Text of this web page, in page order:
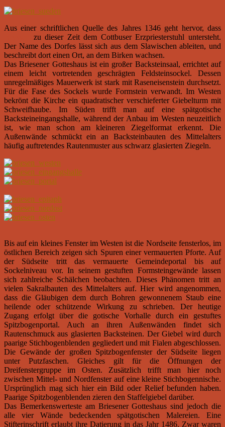
Aus einer schriftlichen Quelle des Jahres 1346 geht hervor, dass
zu dieser Zeit dem Cottbuser Erzpriesterstuhl untersteht.
Der Name des Dorfes lässt sich aus dem Slawischen ableiten, und
beschreibt dort einen Ort, an dem Birken wachsen.
Das Briesener Gotteshaus ist ein großer Backsteinsaal, errichtet auf
einem leicht vortretenden geschrägten Feldsteinsockel. Dessen
unregelmäßiges Mauerwerk ist stark mit Raseneisenstein durchsetzt.
Für die Fase des Sockels wurde Formstein verwandt. Im Westen
bekrönt die Kirche ein quadratischer verschieferter Giebelturm mit
Schweifhaube. Im Süden trifft man auf eine spätgotische
Backsteineingangshalle, während der Anbau im Westen neuzeitlich
ist, wie man schon am kleineren Ziegelformat erkennt. Die
Außenwände schmückt ein an Backsteinbauten des Mittelalters
häufig auftretendes Rautenmuster aus schwarz glasierten Ziegeln.
Bis auf ein kleines Fenster im Westen ist die Nordseite fensterlos, im
östlichen Bereich zeigen sich Spuren einer vermauerten Pforte. Auf
der Südseite tritt das vermauerte Gemeindeportal bis auf
Sockelniveau vor. In seinem gestuften Formsteingewände lassen
sich zahlreiche Schälchen beobachten. Dieses Phänomen tritt an
vielen Sakralbauten des Mittelalters auf. Hier wird angenommen,
dass die Gläubigen dem durch Bohren gewonnenem Staub eine
heilende oder schützende Wirkung zu schrieben. Der heutige
Zugang erfolgt über die gotische Vorhalle durch ein gestuftes
Spitzbogenportal. Auch an ihren Außenwänden findet sich
Rautenschmuck aus glasierten Backsteinen. Der Giebel wird durch
paarige Stichbogenblenden gegliedert und mit Fialen abgeschlossen.
Die Gewände der großen Spitzbogenfenster der Südseite liegen
unter Putzfaschen. Gleiches gilt für die Öffnungen der
Dreifenstergruppe im Osten. Zusätzlich trifft man hier noch
zwischen Mittel- und Nordfenster auf eine kleine Stichbogennische.
Ursprünglich mag sich hier ein Bild oder Relief befunden haben.
Paarige Spitzbogenblenden zieren den Staffelgiebel darüber.
Das Bemerkenswerteste am Briesener Gotteshaus sind jedoch die
alle vier Wände bedeckenden spätgotischen Malereien. Eine
Stifterinschrift erlaubt ihre Datierung in das Jahr 1486. Zwar waren